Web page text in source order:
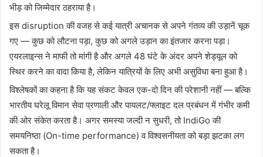
भीड़ को जिम्मेदार ठहराया है।
इस disruption की वजह से कई यात्री अचानक से अपने गंतव्य की उड़ानें चूक
गए — कुछ को लौटना पड़ा, कुछ को अगले उड़ान का इंतजार करना पड़ा।
एयरलाइन्स ने माफी तो मांगी है और अगले 48 घंटे के अंदर अपने शेड्यूल को
स्थिर करने का वादा किया है, लेकिन यात्रियों के लिए अभी असुविधा बना हुआ है।
विश्लेषकों का कहना है कि यह संकट केवल एक-दो दिन की परेशानी नहीं — बल्कि
भारतीय घरेलू विमान सेवा प्रणाली और पायलट/फ्लाइट दल प्रबंधन में गंभीर कमी
की ओर संकेत करता है। अगर समस्या जल्दी न सुधरी, तो IndiGo की
समयनिष्ठा (On-time performance) व विश्वसनीयता को बड़ा झटका लग
सकता है।